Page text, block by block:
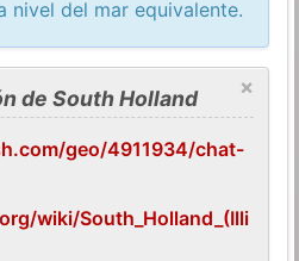
nivel del mar equivalente.
×
de South Holland
geo/4911934/chat-
wiki/South_Holland_(Illi